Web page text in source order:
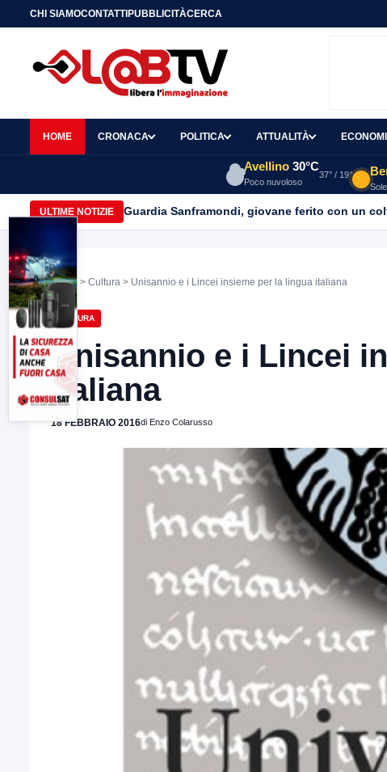
CHI SIAMOCONTATTIPUBBLICITÀCERCA
HOME CRONACA POLITICA ATTUALITÀ
Avellino 30°C
Poco nuvoloso
37° / 19°
ULTIME NOTIZIE Guardia Sanframondi, giovane ferito con un
Home > Cultura > Unisannio e i Lincei insieme per la lingua italiana
CULTURA
Unisannio e i Lincei
italiana
18 FEBBRAIO 2016di Enzo Colarusso